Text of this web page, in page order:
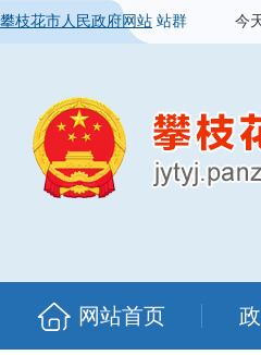
攀枝花市人民政府网站 站群 今
网站首页